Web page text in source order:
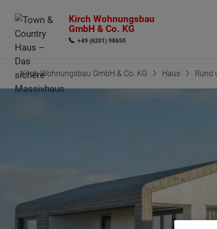
Kirch Wohnungsbau
GmbH & Co. KG
+49 (6201) 98650
Kirch Wohnungsbau GmbH & Co. KG Haus Rund